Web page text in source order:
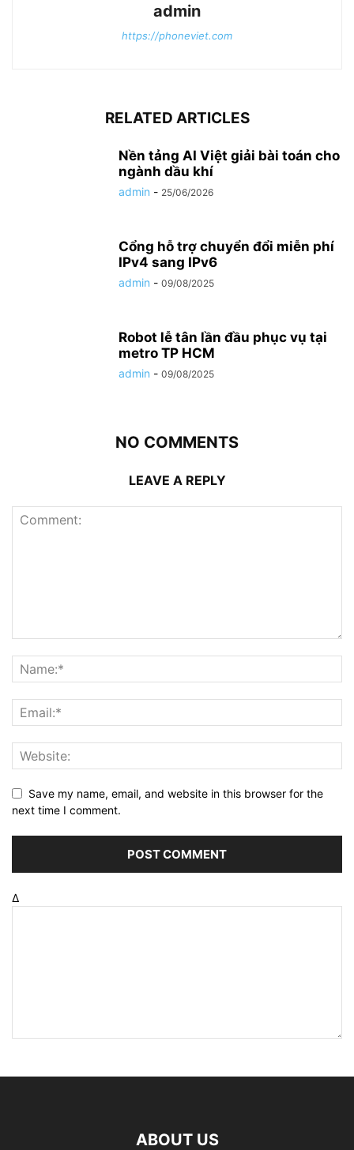
admin
https://phoneviet.com
RELATED ARTICLES
Nền tảng AI Việt giải bài toán cho
ngành dầu khí
admin - 25/06/2026
Cổng hỗ trợ chuyển đổi miễn phí
IPv4 sang IPv6
admin - 09/08/2025
Robot lễ tân lần đầu phục vụ tại
metro TP HCM
admin - 09/08/2025
NO COMMENTS
LEAVE A REPLY
Save my name, email, and website in this browser for the
next time I comment.
Δ
ABOUT US